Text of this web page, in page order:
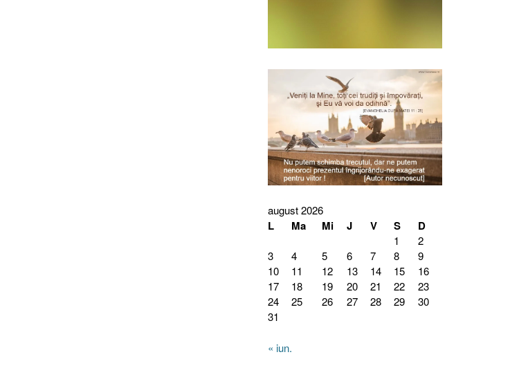
august 2026
L Ma Mi J V S D
1
2
3
4 5 6 7 8
9
10
11 12 13 14 15
16
17
18 19 20 21 22
23
24
25 26 27 28 29
30
31
« iun.